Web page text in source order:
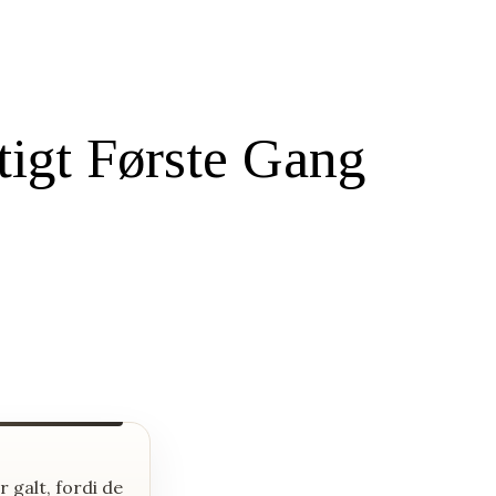
Første Gang
galt, fordi de